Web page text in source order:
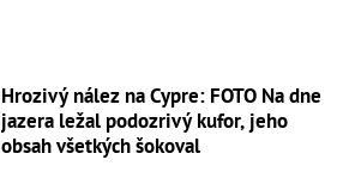
Hrozivý nález na Cypre: FOTO Na dne
jazera ležal podozrivý kufor, jeho
obsah všetkých šokoval